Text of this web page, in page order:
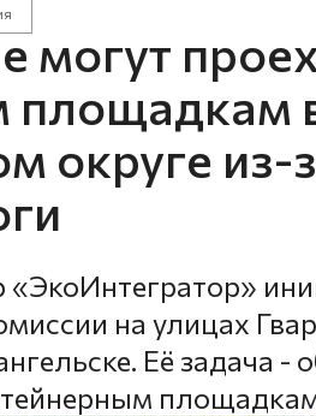
площадкам
округе из-
«ЭкоИнтегратор»
на улицах
Её задача -